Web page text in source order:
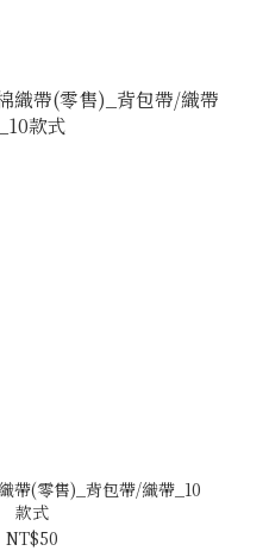
帶(零售)_背包帶/織帶_10
款式
NT$50